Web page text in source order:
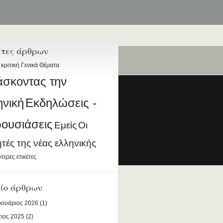
άρθρων
Γενικά Θέματα
την
Εκδηλώσεις -
Εμείς Οι
της νέας ελληνικής
ετικέτες
άρθρων
2026 (1)
2025 (2)
την Ελληνική Γλώσσα